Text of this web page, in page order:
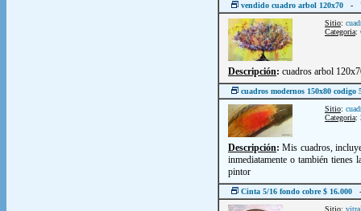
vendido cuadro arbol 120x70 -
Sitio:
Categoria:
Descripción: cuadros arbol
cuadros modernos 150x80
Sitio:
Categoria:
Descripción: Mis cuadros,
inmediatamente o también tienes
pintor
Cinta 5/16 fondo cobre $ 16.000
Sitio: